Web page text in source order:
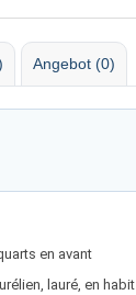
Angebot (0)
en avant
lauré, en